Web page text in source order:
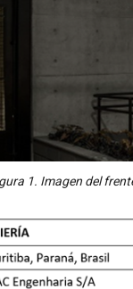
1. Imagen del